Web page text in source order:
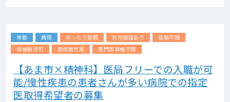
常勤 病院 ゆったり勤務 託児施設あり
経験不問
資格取得可
症例数充実 専門医資格不問
【あま市×精神科】医局フリーでの入職が可
能/慢性疾患の患者さんが多い病院での指定
医取得希望者の募集